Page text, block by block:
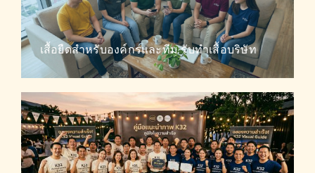
เสื้อยืดสำหรับองค์กรและทีม รับทำเสื้อบริษัท
ยมสำหรับองค์กรและทีม ใส่แล้วรู้สึกสบาย
ภูมิใจ และเป็นหนึ่งเดียวกับทีม